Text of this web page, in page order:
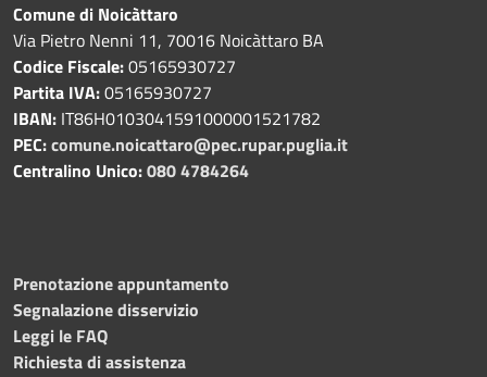
Comune di Noicàttaro
Via Pietro Nenni 11, 70016 Noicàttaro BA
Codice Fiscale:05165930727
Partita IVA:05165930727
IBAN: IT86H0103041591000001521782
PEC:comune.noicattaro@pec.rupar.puglia.it
Centralino Unico:080 4784264
Prenotazione appuntamento
Segnalazione disservizio
Leggi le FAQ
Richiesta di assistenza